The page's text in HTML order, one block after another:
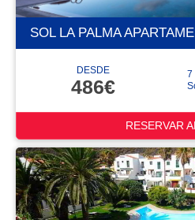
SOL LA PALMA
DESDE
486€
7
RESERVAR